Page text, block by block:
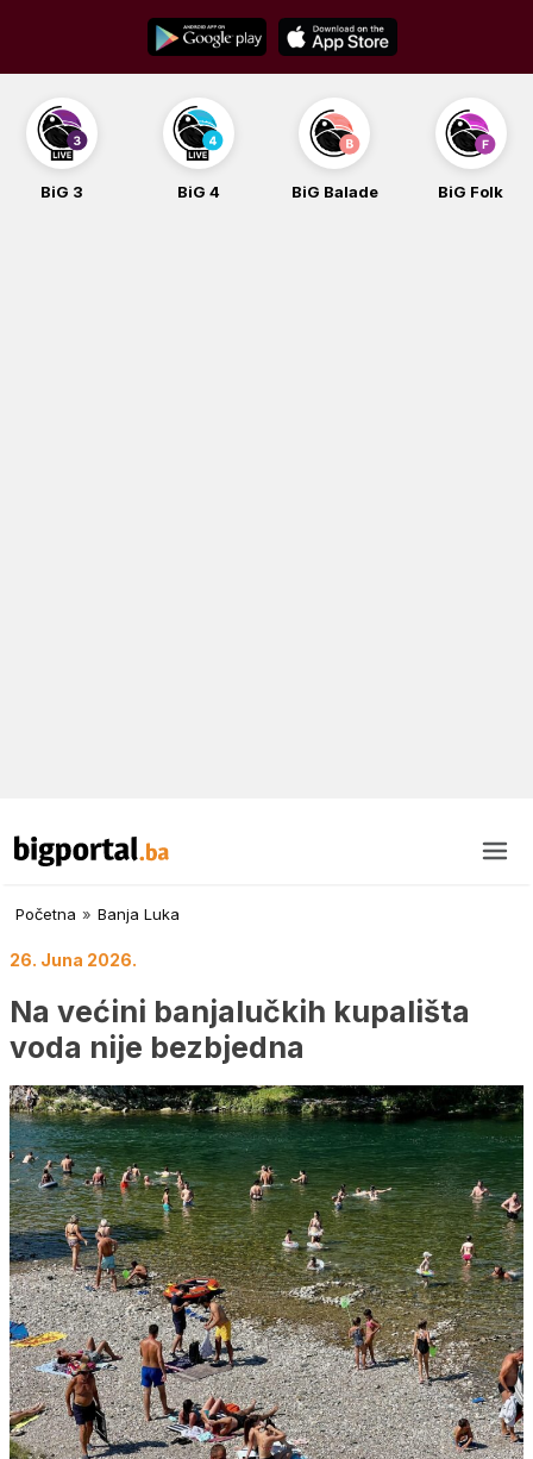
content
BiG 3 BiG 4 BiG Balade BiG Folk
Početna » Banja Luka
26. Juna 2026.
Na većini banjalučkih kupališta
voda nije bezbjedna